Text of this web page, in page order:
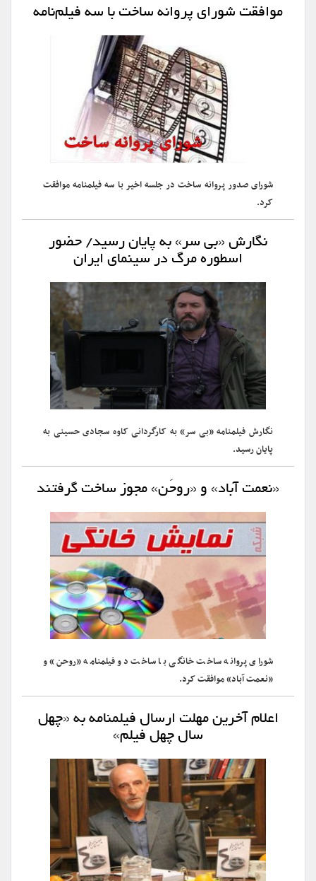
موافقت شورای پروانه ساخت با سه فیلم‌نامه
شورای صدور پروانه ساخت در جلسه اخیر با سه فیلمنامه موافقت
کرد.
نگارش «بی سر» به پایان رسید/ حضور
اسطوره مرگ در سینمای ایران
نگارش فیلمنامه «بی سر» به کارگردانی کاوه سجادی حسینی به
پایان رسید.
«نعمت آباد» و «روحَن» مجوز ساخت گرفتند
شورای پروانه ساخت خانگی با ساخت دو فیلمنامه «روحن» و
«نعمت آباد» موافقت کرد.
اعلام آخرین مهلت ارسال فیلمنامه به «چهل
سال چهل فیلم»